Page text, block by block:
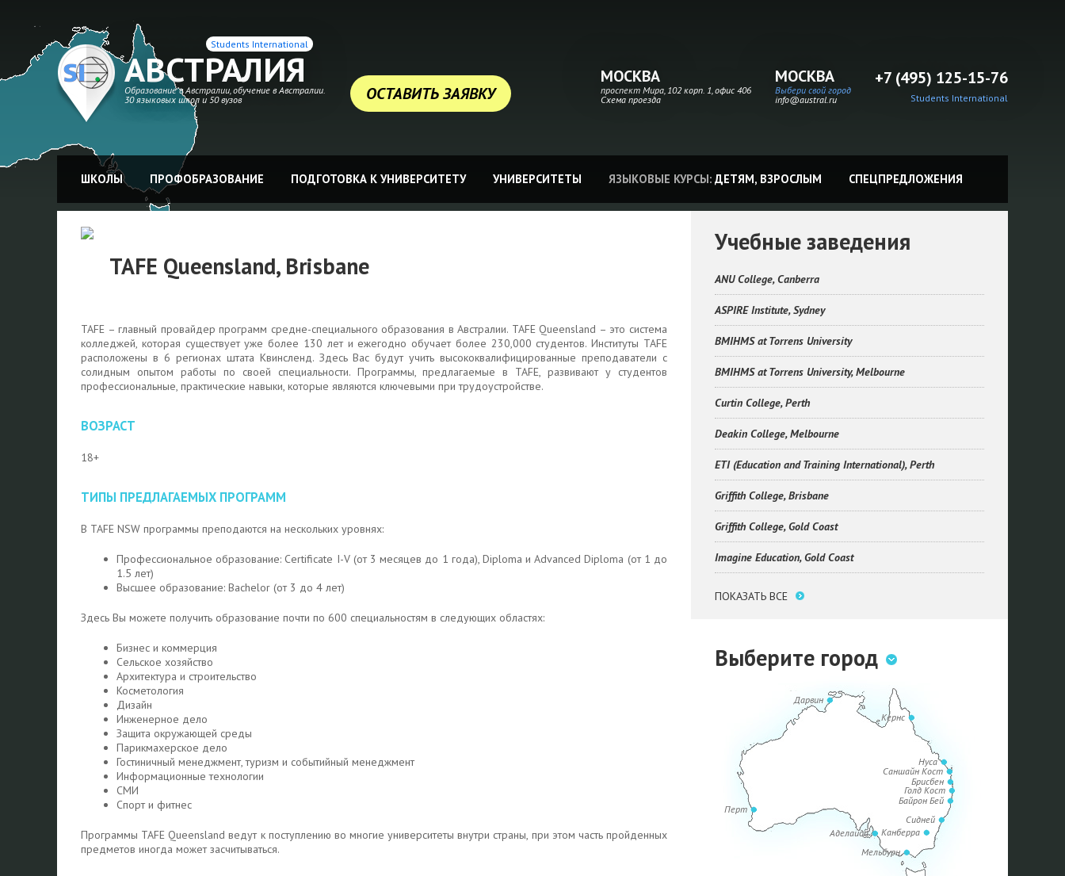
АВСТРАЛИЯ
Образование в Австралии, обучение в Австралии.
30 языковых школ и 50 вузов
Students International
ОСТАВИТЬ ЗАЯВКУ
МОСКВА
проспект Мира, 102 корп. 1, офис 406
Схема проезда
МОСКВА
Выбери свой город
info@austral.ru
+7 (495) 125-15-76
Students International
ШКОЛЫ ПРОФОБРАЗОВАНИЕ ПОДГОТОВКА К УНИВЕРСИТЕТУ УНИВЕРСИТЕТЫ ЯЗЫКОВЫЕ КУРСЫ: ДЕТЯМ, ВЗРОСЛЫМ СПЕЦПРЕДЛОЖЕНИЯ
TAFE Queensland, Brisbane
TAFE – главный провайдер программ средне-специального образования в Австралии. TAFE Queensland – это система
колледжей, которая существует уже более 130 лет и ежегодно обучает более 230,000 студентов. Институты TAFE
расположены в 6 регионах штата Квинсленд. Здесь Вас будут учить высококвалифицированные преподаватели с
солидным опытом работы по своей специальности. Программы, предлагаемые в TAFE, развивают у студентов
профессиональные, практические навыки, которые являются ключевыми при трудоустройстве.
ВОЗРАСТ
18+
ТИПЫ ПРЕДЛАГАЕМЫХ ПРОГРАММ
В TAFE NSW программы преподаются на нескольких уровнях:
Профессиональное образование: Certificate I-V (от 3 месяцев до 1 года), Diploma и Advanced Diploma (от 1 до
1.5 лет)
Высшее образование: Bachelor (от 3 до 4 лет)
Здесь Вы можете получить образование почти по 600 специальностям в следующих областях:
Бизнес и коммерция
Сельское хозяйство
Архитектура и строительство
Косметология
Дизайн
Инженерное дело
Защита окружающей среды
Парикмахерское дело
Гостиничный менеджмент, туризм и событийный менеджмент
Информационные технологии
СМИ
Спорт и фитнес
Программы TAFE Queensland ведут к поступлению во многие университеты внутри страны, при этом часть пройденных
предметов иногда может засчитываться.
Учебные заведения
ANU College, Canberra
ASPIRE Institute, Sydney
BMIHMS at Torrens University
BMIHMS at Torrens University, Melbourne
Curtin College, Perth
Deakin College, Melbourne
ETI (Education and Training International), Perth
Griffith College, Brisbane
Griffith College, Gold Coast
Imagine Education, Gold Coast
ПОКАЗАТЬ ВСЕ
Выберите город
Сидней
Аделаида
Байрон Бей
Брисбен
Голд Кост
Канберра
Кернс
Мельбурн
Перт
Саншайн Кост
Нуса
Дарвин